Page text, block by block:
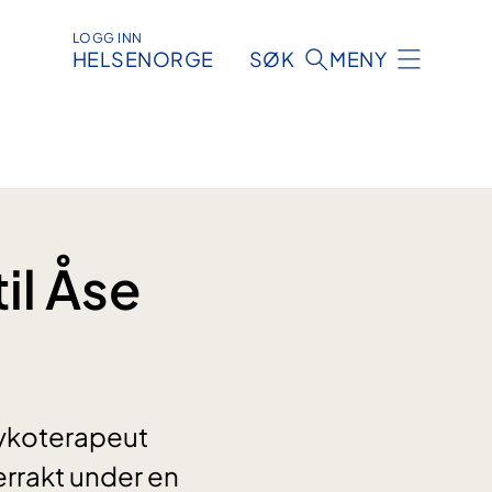
LOGG INN
HELSENORGE SØK MENY
Åse
under en